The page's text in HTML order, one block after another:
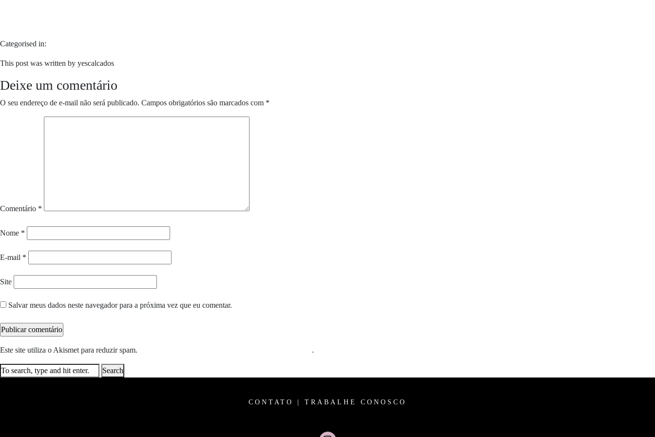
Categorised in:
This post was written by yescalcados
Deixe um comentário
O seu endereço de e-mail não será publicado. Campos obrigatórios são marcados com *
Comentário *
Nome *
E-mail *
Site
Salvar meus dados neste navegador para a próxima vez que eu comentar.
Este site utiliza o Akismet para reduzir spam. .
Search
CONTATO TRABALHE CONOSCO